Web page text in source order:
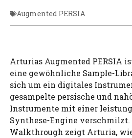
Augmented PERSIA
Arturias Augmented PERSIA
eine gewöhnliche Sample-
sich um ein digitales
gesampelte persische und
Instrumente mit einer
Synthese-Engine
Walkthrough zeigt Arturia,